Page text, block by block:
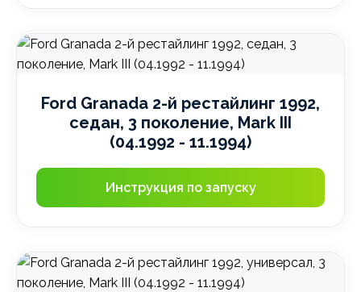
Ford Granada 2-й рестайлинг 1992,
седан, 3 поколение, Mark III
(04.1992 - 11.1994)
Инструкция по запуску